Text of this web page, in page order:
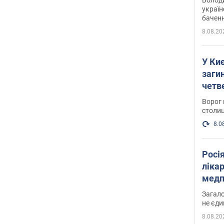
у
У
Ворог
не